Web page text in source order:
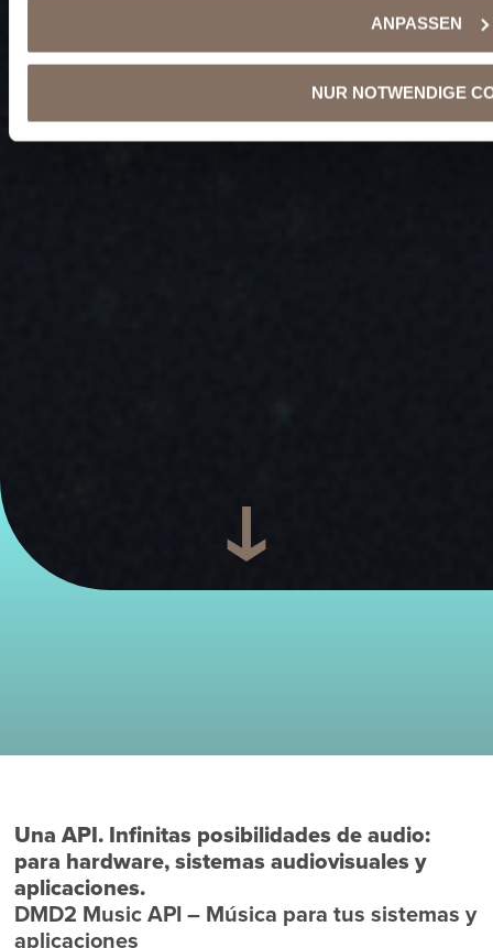
ANPASSEN
NUR NOTWENDIGE
Una API. Infinitas posibilidades de audio:
para hardware, sistemas audiovisuales y
aplicaciones.
DMD2 Music API – Música para tus sistemas y
aplicaciones